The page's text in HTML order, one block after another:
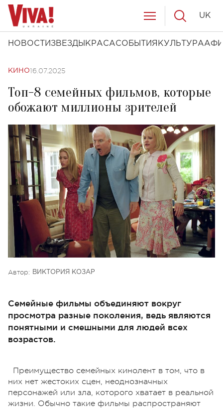
НОВОСТИ ЗВЕЗДЫ КРАСАСОБЫТИЯ КУЛЬТУРА
UK
КИНО16.07.2025
Топ-8 семейных фильмов, которые
обожают миллионы зрителей
Автор: ВИКТОРИЯ КОЗАР
Семейные фильмы объединяют вокруг
просмотра разные поколения, ведь являются
понятными и смешными для людей всех
возрастов.
Преимущество семейных кинолент в том, что в
них нет жестоких сцен, неоднозначных
персонажей или зла, которого хватает в реальной
жизни. Обычно такие фильмы распространяют